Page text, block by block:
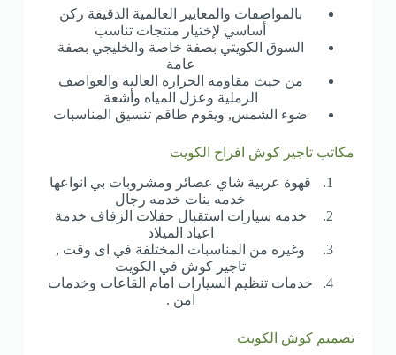
بالمواصفات والمعايير العالمية الدقيقة ركن
أساسي لإختيار منتجات تناسب
السوق الكويتي بصفة خاصة والخليجي بصفة
عامة
من حيث مقاومة الحرارة العالية والعواصف
الرملية وعزل المياه وأشعة
ضوء الشمس, ويقوم طاقم تنسيق المناسبات
مكاتب تاجير كوش افراح الكويت
قهوة عربية شاي عصائر ومشروبات بي انواعها
خدمه بنات خدمه رجال
خدمه سيارات استقبال حفلات الزفاف خدمة
اعياد الميلاد
وغيره من المناسبات المختلفة في اى وقت ,
تاجير كوش في الكويت
خدمات تنظيم السيارات امام القاعات وخدمات
امن .
تصميم كوش الكويت